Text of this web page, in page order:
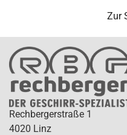
Zur
Rechbergerstraße 1
4020 Linz